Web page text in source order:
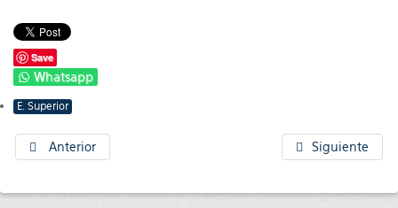
Save
Whatsapp
E. Superior
Anterior Siguiente